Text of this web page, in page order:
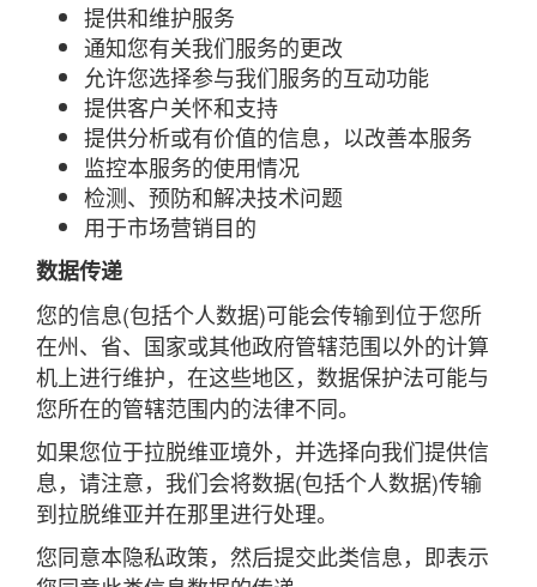
提供和维护服务
通知您有关我们服务的更改
允许您选择参与我们服务的互动功能
提供客户关怀和支持
提供分析或有价值的信息，以改善本服务
监控本服务的使用情况
检测、预防和解决技术问题
用于市场营销目的
数据传递
您的信息(包括个人数据)可能会传输到位于您所
在州、省、国家或其他政府管辖范围以外的计算
机上进行维护，在这些地区，数据保护法可能与
您所在的管辖范围内的法律不同。
如果您位于拉脱维亚境外，并选择向我们提供信
息，请注意，我们会将数据(包括个人数据)传输
到拉脱维亚并在那里进行处理。
您同意本隐私政策，然后提交此类信息，即表示